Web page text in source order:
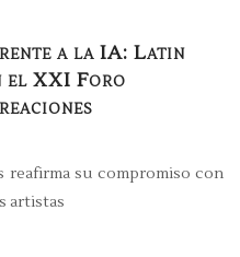
a la IA: Latin
el XXI Foro
su compromiso con
artistas